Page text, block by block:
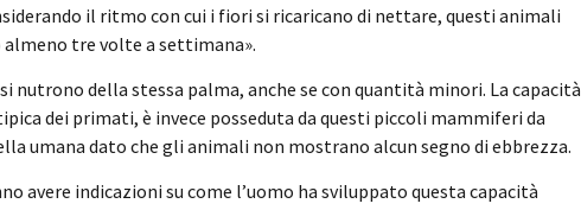
il ritmo con cui i fiori si ricaricano di nettare, questi animali
tre volte a settimana».
della stessa palma, anche se con quantità minori. La capacità
dei primati, è invece posseduta da questi piccoli mammiferi da
umana dato che gli animali non mostrano alcun segno di ebbrezza.
avere indicazioni su come l’uomo ha sviluppato questa capacità